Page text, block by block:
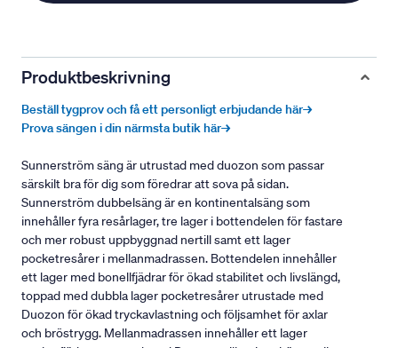
Produktbeskrivning
Beställ tygprov och få ett personligt erbjudande här→
Prova sängen i din närmsta butik här→
Sunnerström säng är utrustad med duozon som passar
särskilt bra för dig som föredrar att sova på sidan.
Sunnerström dubbelsäng är en kontinentalsäng som
innehåller fyra resårlager, tre lager i bottendelen för fastare
och mer robust uppbyggnad nertill samt ett lager
pocketresårer i mellanmadrassen. Bottendelen innehåller
ett lager med bonellfjädrar för ökad stabilitet och livslängd,
toppad med dubbla lager pocketresårer utrustade med
Duozon för ökad tryckavlastning och följsamhet för axlar
och bröstrygg. Mellanmadrassen innehåller ett lager